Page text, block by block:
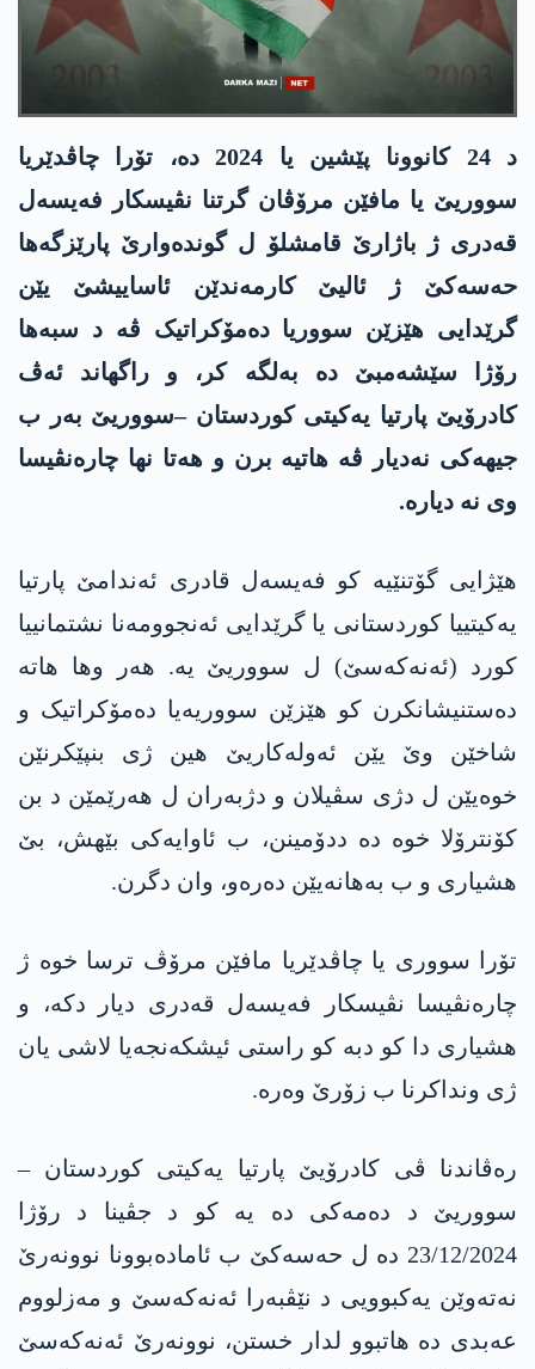
د 24 کانوونا پێشین یا 2024 دە، تۆرا چاڤدێریا
سووریێ یا مافێن مرۆڤان گرتنا نڤیسکار فەیسەل
قەدری ژ باژارێ قامشلۆ ل گوندەوارێ پارێزگەھا
حەسەکێ ژ ئالیێ کارمەندێن ئاساییشێ یێن
گرێدایی ھێزێن سووریا دەمۆکراتیک ڤە د سبەھا
رۆژا سێشەمبێ دە بەلگە کر، و راگهاند ئەڤ
کادرۆیێ پارتیا یەکیتی کوردستان –سووریێ بەر ب
جیهەکی نەدیار ڤە هاتیە برن و ھەتا نھا چارەنڤیسا
وی نە دیارە.
ھێژایی گۆتنێیە کو فەیسەل قادری ئەندامێ پارتیا
یەکیتییا کوردستانی یا گرێدایی ئەنجوومەنا نشتمانییا
کورد (ئەنەکەسێ) ل سووریێ یە. ھەر وھا ھاتە
دەستنیشانکرن کو ھێزێن سووریەیا دەمۆکراتیک و
شاخێن وێ یێن ئەولەکاریێ ھین ژی بنپێکرنێن
خوەیێن ل دژی سڤیلان و دژبەران ل ھەرێمێن د بن
کۆنترۆلا خوە دە ددۆمینن، ب ئاوایەکی بێھش، بێ
ھشیاری و ب بەھانەیێن دەرەو، وان دگرن.
تۆرا سووری یا چاڤدێریا مافێن مرۆڤ ترسا خوە ژ
چارەنڤیسا نڤیسکار فەیسەل قەدری دیار دکە، و
ھشیاری دا کو دبە کو راستی ئیشکەنجەیا لاشی یان
ژی ونداکرنا ب زۆرێ وەرە.
رەڤاندنا ڤی کادرۆیێ پارتیا یەکیتی کوردستان –
سووریێ د دەمەکی دە یە کو د جڤینا د رۆژا
23/12/2024 دە ل حەسەکێ ب ئامادەبوونا نوونەرێ
نەتەوێن یەکبوویی د نێڤبەرا ئەنەکەسێ و مەزلووم
عەبدی دە هاتبوو لدار خستن، نوونەرێ ئەنەکەسێ